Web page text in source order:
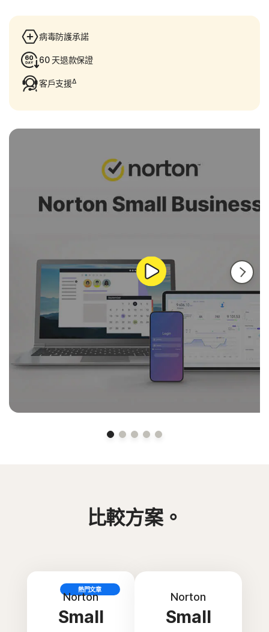
病毒防護承諾
60 天退款保證
客戶支援Δ
比較方案。
熱門文章
Norton
Small
Norton
Small